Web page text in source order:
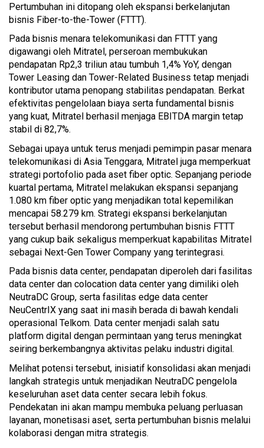
Pertumbuhan ini ditopang oleh ekspansi berkelanjutan
bisnis Fiber-to-the-Tower (FTTT).
Pada bisnis menara telekomunikasi dan FTTT yang
digawangi oleh Mitratel, perseroan membukukan
pendapatan Rp2,3 triliun atau tumbuh 1,4% YoY, dengan
Tower Leasing dan Tower-Related Business tetap menjadi
kontributor utama penopang stabilitas pendapatan. Berkat
efektivitas pengelolaan biaya serta fundamental bisnis
yang kuat, Mitratel berhasil menjaga EBITDA margin tetap
stabil di 82,7%.
Sebagai upaya untuk terus menjadi pemimpin pasar menara
telekomunikasi di Asia Tenggara, Mitratel juga memperkuat
strategi portofolio pada aset fiber optic. Sepanjang periode
kuartal pertama, Mitratel melakukan ekspansi sepanjang
1.080 km fiber optic yang menjadikan total kepemilikan
mencapai 58.279 km. Strategi ekspansi berkelanjutan
tersebut berhasil mendorong pertumbuhan bisnis FTTT
yang cukup baik sekaligus memperkuat kapabilitas Mitratel
sebagai Next-Gen Tower Company yang terintegrasi.
Pada bisnis data center, pendapatan diperoleh dari fasilitas
data center dan colocation data center yang dimiliki oleh
NeutraDC Group, serta fasilitas edge data center
NeuCentrIX yang saat ini masih berada di bawah kendali
operasional Telkom. Data center menjadi salah satu
platform digital dengan permintaan yang terus meningkat
seiring berkembangnya aktivitas pelaku industri digital.
Melihat potensi tersebut, inisiatif konsolidasi akan menjadi
langkah strategis untuk menjadikan NeutraDC pengelola
keseluruhan aset data center secara lebih fokus.
Pendekatan ini akan mampu membuka peluang perluasan
layanan, monetisasi aset, serta pertumbuhan bisnis melalui
kolaborasi dengan mitra strategis.